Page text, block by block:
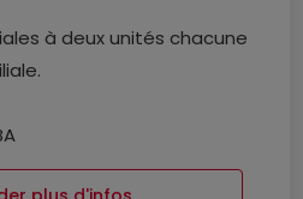
à deux unités chacune